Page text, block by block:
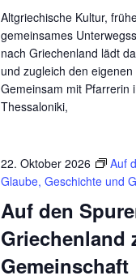
Altgriechische Kultur,
gemeinsames
nach Griechenland lädt
und zugleich den
Gemeinsam mit Pfarrerin
Thessaloniki,
Auf den
Griechenland
Gemeinschaft
22. Oktober 2026
Auf
Glaube, Geschichte und